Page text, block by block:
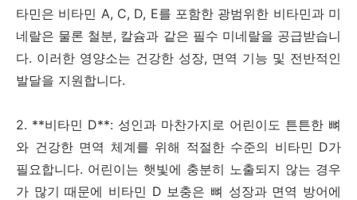
타민은 비타민 A, C, D, E를 포함한 광범위한 비타민과 미
네랄은 물론 철분, 칼슘과 같은 필수 미네랄을 공급받습니
다. 이러한 영양소는 건강한 성장, 면역 기능 및 전반적인
발달을 지원합니다.
2. **비타민 D**: 성인과 마찬가지로 어린이도 튼튼한 뼈
와 건강한 면역 체계를 위해 적절한 수준의 비타민 D가
필요합니다. 어린이는 햇빛에 충분히 노출되지 않는 경우
가 많기 때문에 비타민 D 보충은 뼈 성장과 면역 방어에